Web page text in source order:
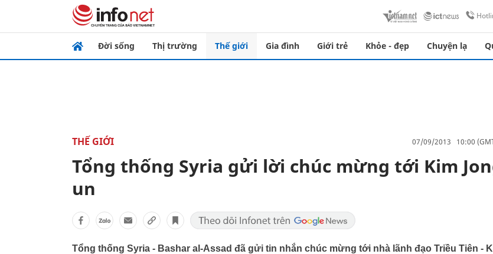
Đời sống Thị trường Thế giới Gia đình Giới trẻ Khỏe - đẹp Chuyện lạ
THẾ GIỚI 07/09/2013 10:00
Tổng thống Syria gửi lời chúc mừng tới Kim
un
Tổng thống Syria - Bashar al-Assad đã gửi tin nhắn chúc mừng tới nhà lãnh đạo Triều Tiên -